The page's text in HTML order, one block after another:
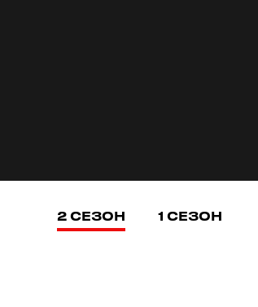
2 СЕЗОН 1 СЕЗОН